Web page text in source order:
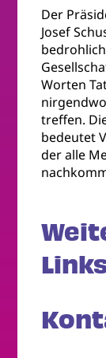
Der
Josef
Worten
treffen.
bedeutet
der alle